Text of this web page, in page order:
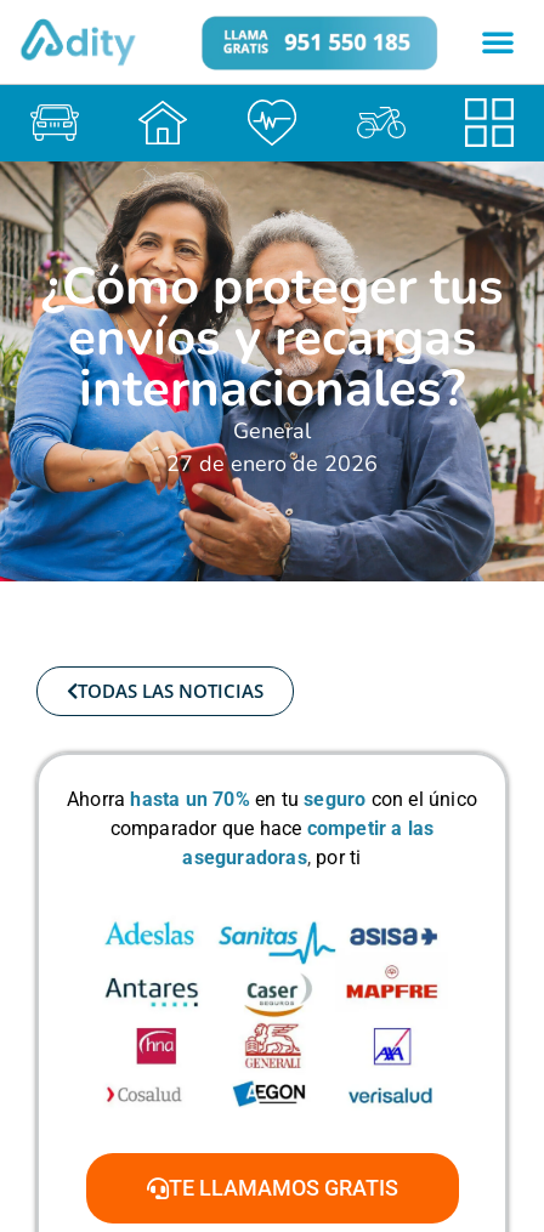
¿Cómo proteger tus
envíos y recargas
internacionales?
General
27 de enero de 2026
TODAS LAS NOTICIAS
Ahorra hasta un 70% en tuseguro con el único
comparador que hace competir a las
aseguradoras, por ti
TE LLAMAMOS GRATIS